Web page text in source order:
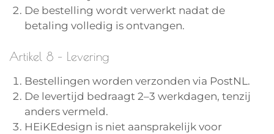
De bestelling wordt verwerkt nadat de
betaling volledig is ontvangen.
Artikel 8 – Levering
Bestellingen worden verzonden via PostNL.
De levertijd bedraagt 2–3 werkdagen, tenzij
anders vermeld.
HEiKEdesign is niet aansprakelijk voor